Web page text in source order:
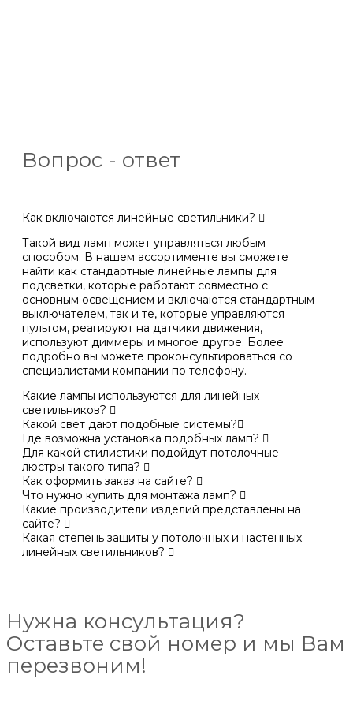
Вопрос - ответ
Как включаются линейные светильники?
Такой вид ламп может управляться любым
способом. В нашем ассортименте вы сможете
найти как стандартные линейные лампы для
подсветки, которые работают совместно с
основным освещением и включаются стандартным
выключателем, так и те, которые управляются
пультом, реагируют на датчики движения,
используют диммеры и многое другое. Более
подробно вы можете проконсультироваться со
специалистами компании по телефону.
Какие лампы используются для линейных
светильников?
Какой свет дают подобные системы?
Где возможна установка подобных ламп?
Для какой стилистики подойдут потолочные
люстры такого типа?
Как оформить заказ на сайте?
Что нужно купить для монтажа ламп?
Какие производители изделий представлены на
сайте?
Какая степень защиты у потолочных и настенных
линейных светильников?
Нужна консультация?
Оставьте свой номер и мы Вам
перезвоним!